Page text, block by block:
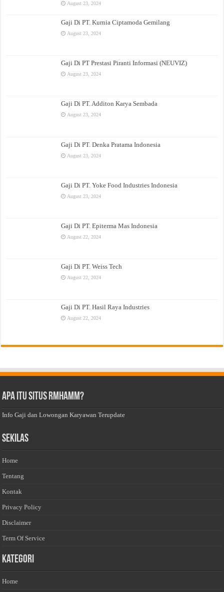
August 23, 2024
Gaji Di PT. Kurnia Ciptamoda Gemilang
August 23, 2024
Gaji Di PT Prestasi Piranti Informasi (NEUVIZ)
August 23, 2024
Gaji Di PT. Additon Karya Sembada
August 23, 2024
Gaji Di PT. Denka Pratama Indonesia
August 23, 2024
Gaji Di PT. Yoke Food Industries Indonesia
August 23, 2024
Gaji Di PT. Epiterma Mas Indonesia
August 22, 2024
Gaji Di PT. Weiss Tech
August 22, 2024
Gaji Di PT. Hasil Raya Industries
August 22, 2024
Apa Itu Situs Rmhamm?
Info Gaji dan Lowongan Karyawan Terupdate
Sekilas
Home
Tentang
Kontak
Privacy Policy
Disclaimer
Term Of Service
Kategori
Home